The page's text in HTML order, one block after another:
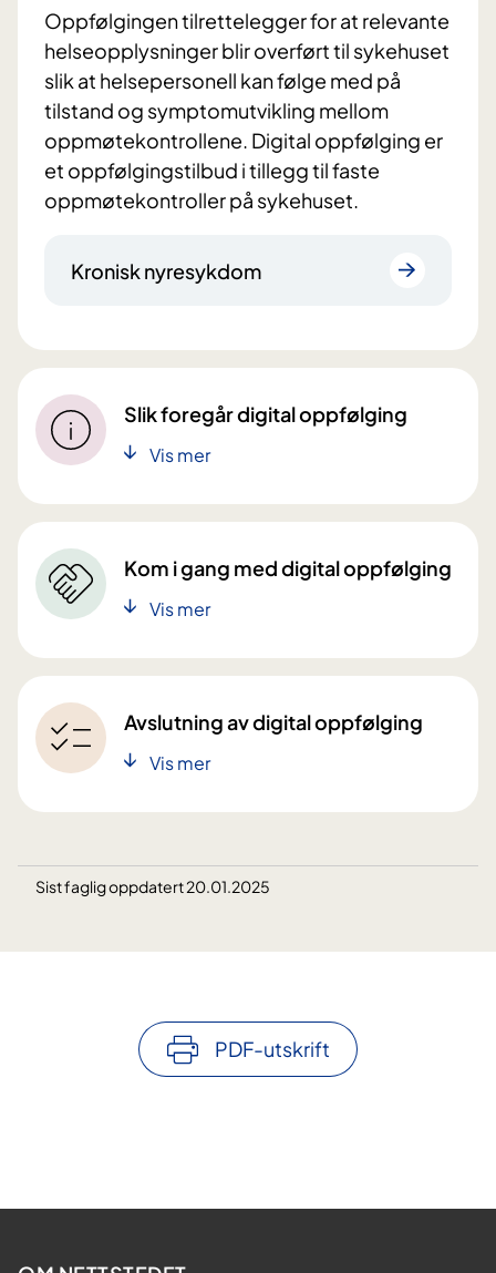
Oppfølgingen tilrettelegger for at relevante
helseopplysninger blir overført til sykehuset
slik at helsepersonell kan følge med på
tilstand og symptomutvikling mellom
oppmøtekontrollene. Digital oppfølging er
et oppfølgingstilbud i tillegg til faste
oppmøtekontroller på sykehuset.
Kronisk nyresykdom
Slik foregår digital oppfølging
Vis mer
Kom i gang med digital oppfølging
Vis mer
Avslutning av digital oppfølging
Vis mer
Sist faglig oppdatert 20.01.2025
PDF-utskrift